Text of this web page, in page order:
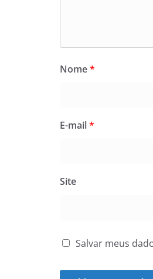
Nome*
E-mail*
Site
Salvar meus